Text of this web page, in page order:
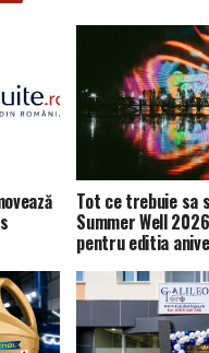
Tot ce trebuie sa
Summer Well
pentru editia